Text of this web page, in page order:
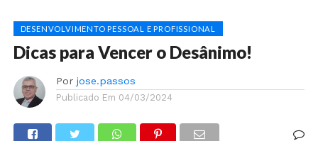
DESENVOLVIMENTO PESSOAL E PROFISSIONAL
Dicas para Vencer o Desânimo!
Por jose.passos
Publicado Em 04/03/2024